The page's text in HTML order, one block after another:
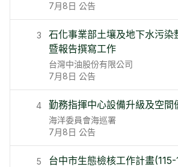
7月8日 公告
3
石化事業部土壤及地下水污染
暨報告撰寫工作
台灣中油股份有限公司
7月8日 公告
4 勤務指揮中心設備升級及空間
海洋委員會海巡署
7月8日 公告
5
台中市生態檢核工作計畫